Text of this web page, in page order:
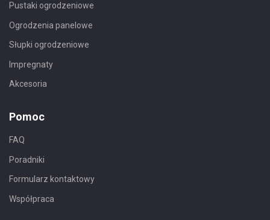
Pustaki ogrodzeniowe
Ogrodzenia panelowe
Słupki ogrodzeniowe
Impregnaty
Akcesoria
Pomoc
FAQ
Poradniki
Formularz kontaktowy
Współpraca